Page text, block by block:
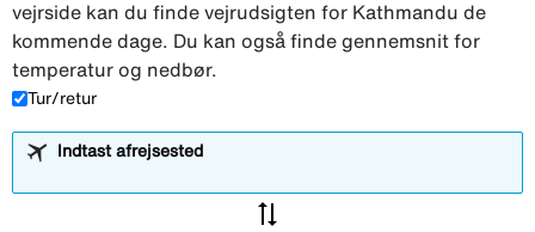
vejrside kan du finde vejrudsigten for Kathmandu de
kommende dage. Du kan også finde gennemsnit for
temperatur og nedbør.
Tur/retur
Indtast afrejsested
sync_alt